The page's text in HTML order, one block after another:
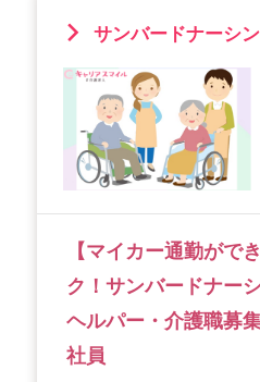
サンバードナーシ
【マイカー通勤がで
ク！サンバードナー
ヘルパー・介護職募
社員